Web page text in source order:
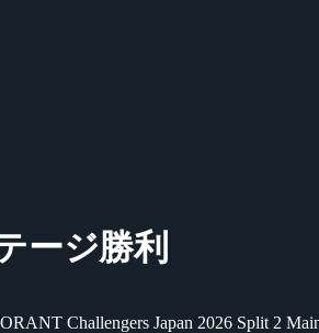
ージ勝利
Challengers Japan 2026 Split 2